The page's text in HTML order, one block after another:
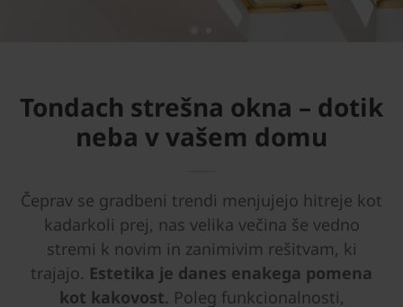
Tondach strešna okna – dotik
neba v vašem domu
Čeprav se gradbeni trendi menjujejo hitreje kot
kadarkoli prej, nas velika večina še vedno
stremi k novim in zanimivim rešitvam, ki
trajajo. Estetika je danes enakega pomena
kot kakovost. Poleg funkcionalnosti,